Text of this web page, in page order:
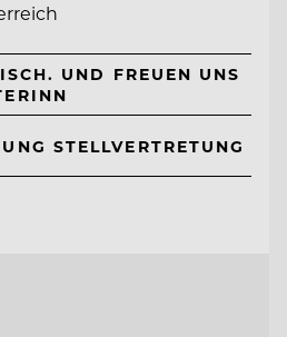
UND FREUEN UNS
STELLVERTRETUNG